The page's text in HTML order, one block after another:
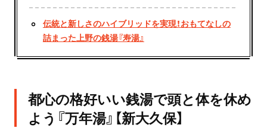
伝統と新しさのハイブリッドを実現！おもてなしの
詰まった上野の銭湯『寿湯』
都心の格好いい銭湯で頭と体を休め
よう『万年湯』【新大久保】